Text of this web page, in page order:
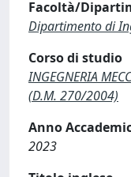
Facoltà/
Dipartimento di
Corso di studio
INGEGNERIA
(D.M. 270/2004)
Anno
2023